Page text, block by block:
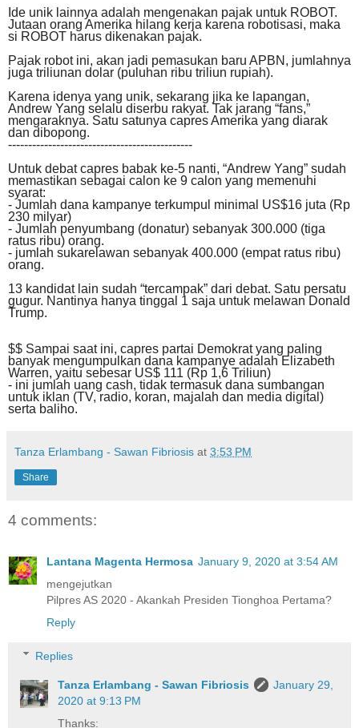
Ide unik lainnya adalah mengenakan pajak untuk ROBOT.
Jutaan orang Amerika hilang kerja karena robotisasi, maka
si ROBOT harus dikenakan pajak.
Pajak robot ini, akan jadi pemasukan baru APBN, jumlahnya
juga triliunan dolar (puluhan ribu triliun rupiah).
Karena idenya yang unik, sekarang jika ke lapangan,
Andrew Yang selalu diserbu rakyat. Tak jarang “fans,”
mengaraknya. Satu satunya capres Amerika yang diarak
dan dibopong.
----------------------------------------------
Untuk debat capres babak ke-5 nanti, “Andrew Yang” sudah
memastikan sebagai calon ke 9 calon yang memenuhi
syarat:
- Jumlah dana kampanye terkumpul minimal US$16 juta (Rp
230 milyar)
- Jumlah penyumbang (donatur) sebanyak 300.000 (tiga
ratus ribu) orang.
- jumlah sukarelawan sebanyak 400.000 (empat ratus ribu)
orang.
13 kandidat lain sudah “tercampak” dari debat. Satu persatu
gugur. Nantinya hanya tinggal 1 saja untuk melawan Donald
Trump.
$$ Sampai saat ini, capres partai Demokrat yang paling
banyak mengumpulkan dana kampanye adalah Elizabeth
Warren, yaitu sebesar US$ 111 (Rp 1,6 Triliun)
- ini jumlah uang cash, tidak termasuk dana sumbangan
untuk iklan (TV, radio, koran, majalah dan media digital)
serta baliho.
Tanza Erlambang - Sawan Fibriosis at 3:53 PM
Share
4 comments:
Lantana Magenta Hermosa January 9, 2020 at 3:54 AM
mengejutkan
Pilpres AS 2020 - Akankah Presiden Tionghoa Pertama?
Reply
Replies
Tanza Erlambang - Sawan Fibriosis
January 29,
2020 at 9:13 PM
Thanks: